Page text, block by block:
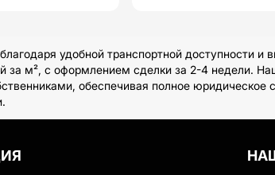
удобной транспортной доступности и
м², с оформлением сделки за 2-4 недели.
обеспечивая полное юридическое